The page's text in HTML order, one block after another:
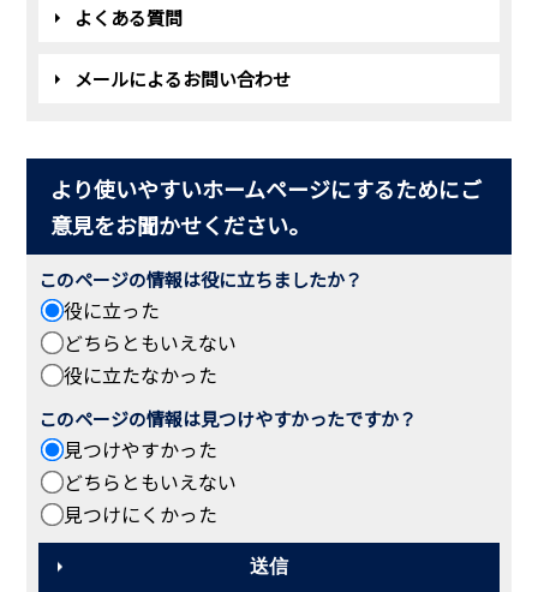
よくある質問
メールによるお問い合わせ
より使いやすいホームページにするためにご
意見をお聞かせください。
このページの情報は役に立ちましたか？
役に立った
どちらともいえない
役に立たなかった
このページの情報は見つけやすかったですか？
見つけやすかった
どちらともいえない
見つけにくかった